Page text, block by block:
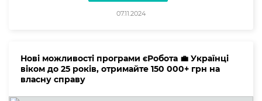
07.11.2024
Нові можливості програми єРобота 💼 Українці
віком до 25 років, отримайте 150 000+ грн на
власну справу